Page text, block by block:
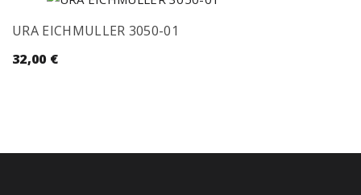
URA EICHMULLER 3050-01
32,00 €